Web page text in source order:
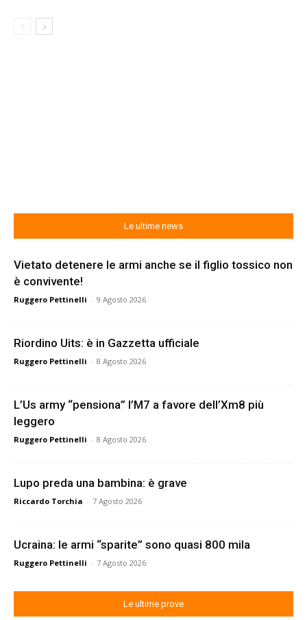
Le ultime news
Vietato detenere le armi anche se il figlio tossico non
è convivente!
Ruggero Pettinelli - 9 Agosto 2026
Riordino Uits: è in Gazzetta ufficiale
Ruggero Pettinelli - 8 Agosto 2026
L’Us army “pensiona” l’M7 a favore dell’Xm8 più
leggero
Ruggero Pettinelli - 8 Agosto 2026
Lupo preda una bambina: è grave
Riccardo Torchia - 7 Agosto 2026
Ucraina: le armi “sparite” sono quasi 800 mila
Ruggero Pettinelli - 7 Agosto 2026
Le ultime prove